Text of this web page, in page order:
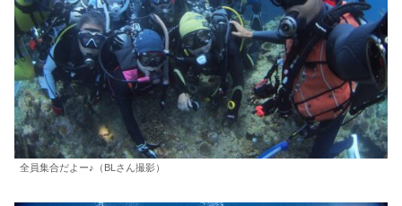
全員集合だよー♪（BLさん撮影）